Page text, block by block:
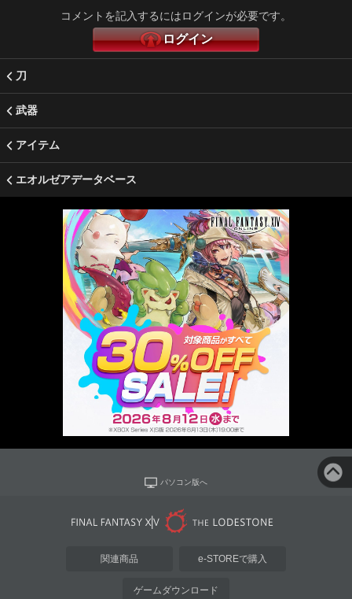
コメントを記入するにはログインが必要です。
ログイン
刀
武器
アイテム
エオルゼアデータベース
パソコン版へ
関連商品 e-STOREで購入
ゲームダウンロード